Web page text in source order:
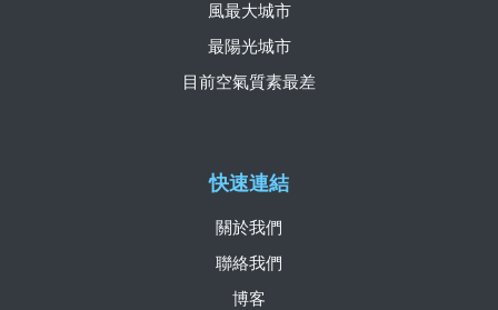
快速連結
關於我們
聯絡我們
博客
風最大城市
最陽光城市
目前空氣質素最差